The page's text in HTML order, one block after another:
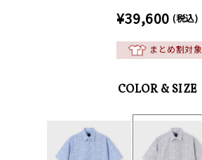
¥39,600 (税込)
まとめ割対象
COLOR & SIZE